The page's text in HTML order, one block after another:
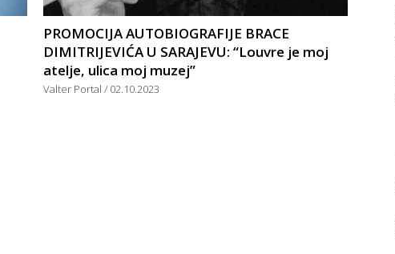
PROMOCIJA AUTOBIOGRAFIJE BRACE
DIMITRIJEVIĆA U SARAJEVU: “Louvre je moj
atelje, ulica moj muzej”
Valter Portal 02.10.2023